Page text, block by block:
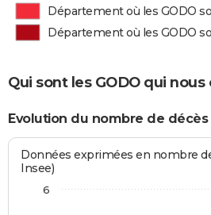
Département où les GODO
Département où les GODO
Qui sont les GODO qui
Evolution du nombre de décès
Données exprimées en nombre
Insee)
6